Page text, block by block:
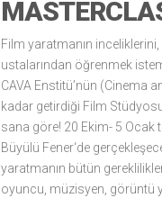
Film yaratmanın
ustalarından öğrenmek
CAVA Enstitü’nün (Cinema
kadar getirdiği Film
sana göre! 20 Ekim- 5 Ocak
Büyülü Fener‘de
yaratmanın bütün
oyuncu, müzisyen, görüntü